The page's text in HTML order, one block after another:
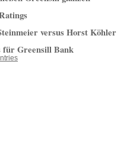
versus Horst Köhler
für Greensill Bank